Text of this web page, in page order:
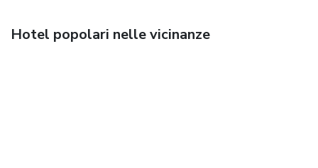
Hotel popolari nelle vicinanze